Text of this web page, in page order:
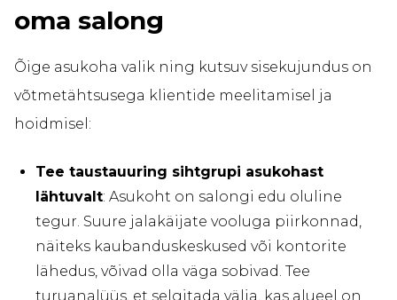
oma salong
Õige asukoha valik ning kutsuv sisekujundus on
võtmetähtsusega klientide meelitamisel ja
hoidmisel:
Tee taustauuring sihtgrupi asukohast
lähtuvalt: Asukoht on salongi edu oluline
tegur. Suure jalakäijate vooluga piirkonnad,
näiteks kaubanduskeskused või kontorite
lähedus, võivad olla väga sobivad. Tee
turuanalüüs, et selgitada välja, kas alueel on